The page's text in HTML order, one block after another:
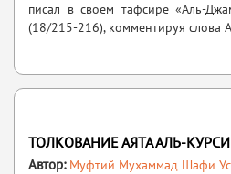
писал в своем тафсире «Аль-
(18/215-216), комментируя слова
ТОЛКОВАНИЕ АЯТА АЛЬ-КУРСИ
Автор: Муфтий Мухаммад Шафи